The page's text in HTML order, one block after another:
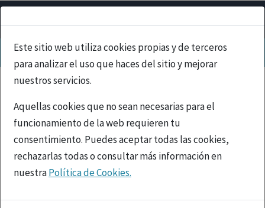
Este sitio web utiliza cookies propias y de terceros
para analizar el uso que haces del sitio y mejorar
nuestros servicios.
Aquellas cookies que no sean necesarias para el
funcionamiento de la web requieren tu
consentimiento. Puedes aceptar todas las cookies,
rechazarlas todas o consultar más información en
nuestraPolítica de Cookies.
Toda la información incluida en la Página Web está